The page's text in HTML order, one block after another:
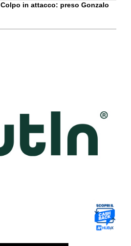
Colpo in attacco: preso Gonzalo